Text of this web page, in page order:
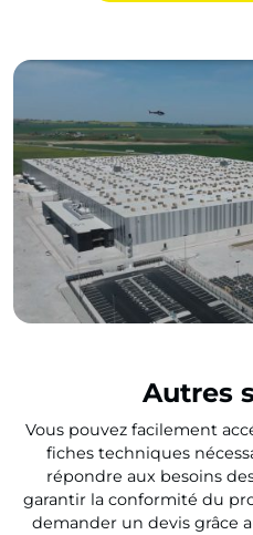
Autres
Vous pouvez facilement
fiches techniques
répondre aux besoins
garantir la conformité du
demander un devis grâce